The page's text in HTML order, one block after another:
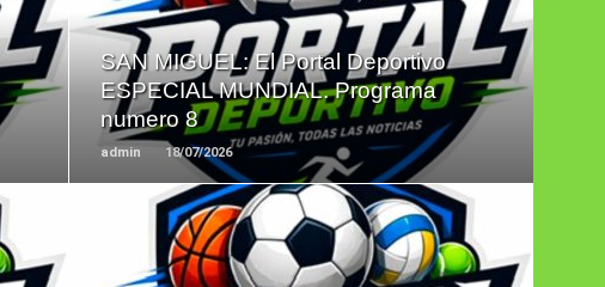
SAN MIGUEL: El Portal Deportivo
ESPECIAL MUNDIAL. Programa
numero 8
admin 18/07/2026
LEER
MAS